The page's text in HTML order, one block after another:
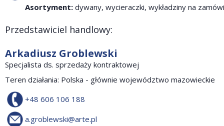
Asortyment: dywany, wycieraczki, wykładziny na
Przedstawiciel handlowy:
Arkadiusz Groblewski
Specjalista ds. sprzedaży kontraktowej
Teren działania: Polska - głównie województwo mazowieckie
+48 606 106 188
a.groblewski@arte.pl